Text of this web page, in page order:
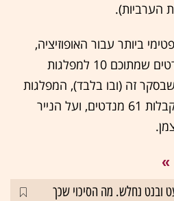
ביותר עבור האופוזיציה,
כאשר הגוש זכה ל-71 מנדטים שמתוכם 10 למפלגות
זה (ובו בלבד), המפלגות
הלא ערביות באופוזיציה מקבלות 61 מנדטים, ועל הנייר
ובנט נחלש. מה הסיכוי שכך